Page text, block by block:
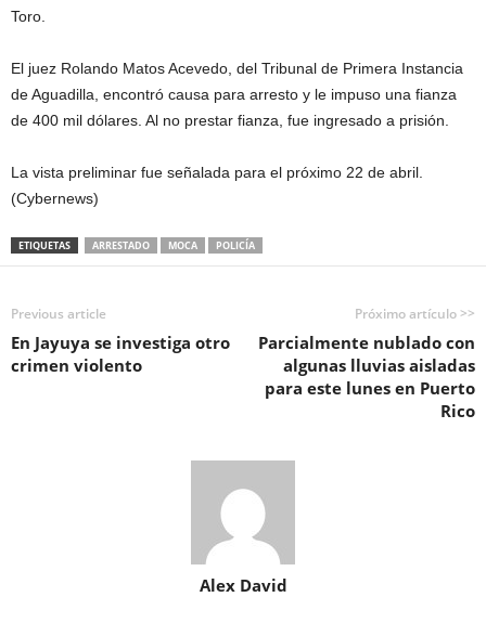
Toro.
El juez Rolando Matos Acevedo, del Tribunal de Primera Instancia
de Aguadilla, encontró causa para arresto y le impuso una fianza
de 400 mil dólares. Al no prestar fianza, fue ingresado a prisión.
La vista preliminar fue señalada para el próximo 22 de abril.
(Cybernews)
ETIQUETAS ARRESTADO MOCA POLICÍA
Previous article
En Jayuya se investiga otro
crimen violento
Próximo artículo >>
Parcialmente nublado con
algunas lluvias aisladas
para este lunes en Puerto
Rico
Alex David